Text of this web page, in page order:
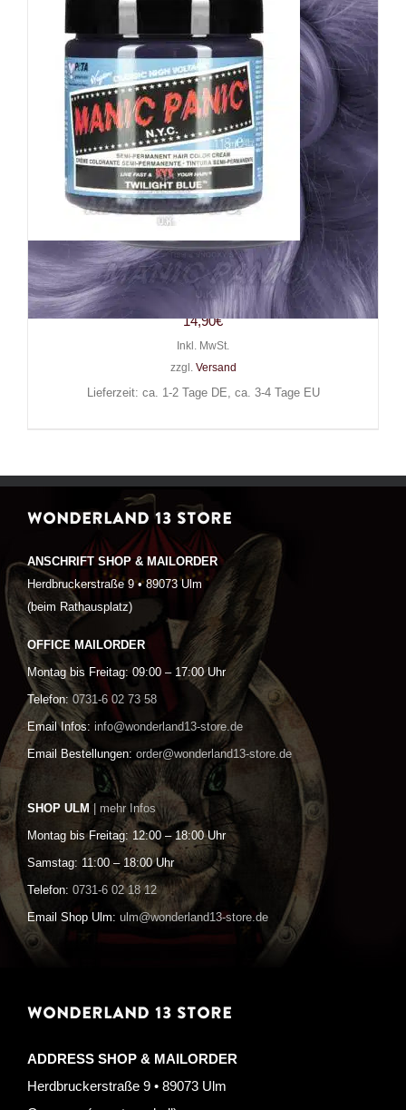
Manic Panic Haarfarbe
Twilight Blue
14,90€
Inkl. MwSt.
zzgl. Versand
Lieferzeit: ca. 1-2 Tage DE, ca. 3-4 Tage EU
WONDERLAND 13 STORE
ANSCHRIFT SHOP & MAILORDER
Herdbruckerstraße 9 • 89073 Ulm
(beim Rathausplatz)
OFFICE MAILORDER
Montag bis Freitag: 09:00 – 17:00 Uhr
Telefon: 0731-6 02 73 58
Email Infos: info@wonderland13-store.de
Email Bestellungen: order@wonderland13-store.de
SHOP ULM | mehr Infos
Montag bis Freitag: 12:00 – 18:00 Uhr
Samstag: 11:00 – 18:00 Uhr
Telefon: 0731-6 02 18 12
Email Shop Ulm: ulm@wonderland13-store.de
WONDERLAND 13 STORE
ADDRESS SHOP & MAILORDER
Herdbruckerstraße 9 • 89073 Ulm